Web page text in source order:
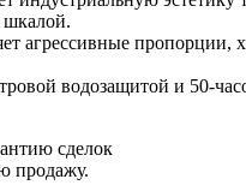
шкалой.
пропорции,
водозащитой и 50-
сделок
продажу.